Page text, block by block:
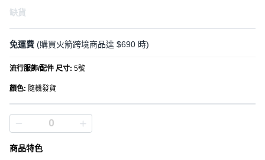
缺貨
免運費 (購買火箭跨境商品達 $690 時)
流行服飾/配件 尺寸: 5號
顏色: 隨機發貨
商品特色